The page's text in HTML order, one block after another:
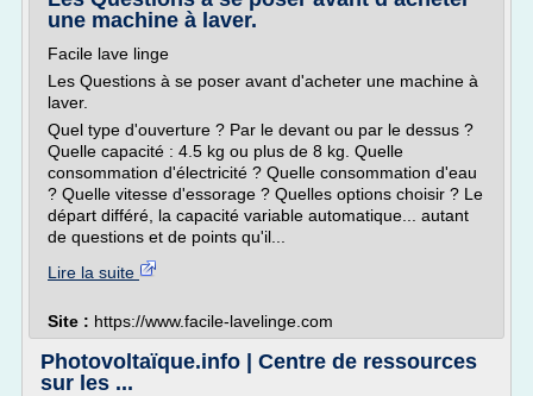
une machine à laver.
Facile lave linge
Les Questions à se poser avant d'acheter une machine à
laver.
Quel type d'ouverture ? Par le devant ou par le dessus ?
Quelle capacité : 4.5 kg ou plus de 8 kg. Quelle
consommation d'électricité ? Quelle consommation d'eau
? Quelle vitesse d'essorage ? Quelles options choisir ? Le
départ différé, la capacité variable automatique... autant
de questions et de points qu'il...
Lire la suite
Site : https://www.facile-lavelinge.com
Photovoltaïque.info | Centre de ressources
sur les ...